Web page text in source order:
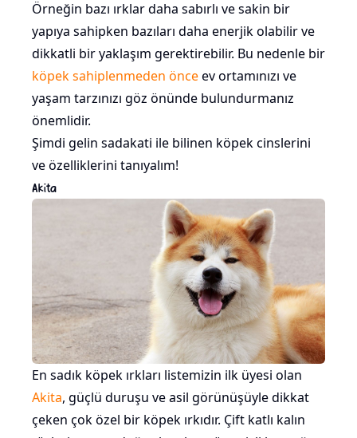
Örneğin bazı ırklar daha sabırlı ve sakin bir
yapıya sahipken bazıları daha enerjik olabilir ve
dikkatli bir yaklaşım gerektirebilir. Bu nedenle bir
köpek sahiplenmeden önceev ortamınızı ve
yaşam tarzınızı göz önünde bulundurmanız
önemlidir.
Şimdi gelin sadakati ile bilinen köpek cinslerini
ve özelliklerini tanıyalım!
Akita
En sadık köpek ırkları listemizin ilk üyesi olan
Akita, güçlü duruşu ve asil görünüşüyle dikkat
çeken çok özel bir köpek ırkıdır. Çift katlı kalın